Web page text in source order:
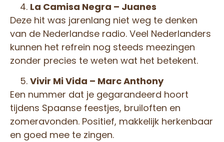
La Camisa Negra – Juanes
Deze hit was jarenlang niet weg te denken
van de Nederlandse radio. Veel Nederlanders
kunnen het refrein nog steeds meezingen
zonder precies te weten wat het betekent.
Vivir Mi Vida – Marc Anthony
Een nummer dat je gegarandeerd hoort
tijdens Spaanse feestjes, bruiloften en
zomeravonden. Positief, makkelijk herkenbaar
en goed mee te zingen.